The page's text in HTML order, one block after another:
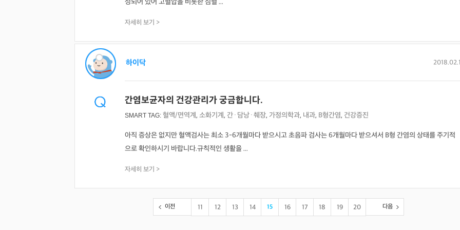
성되어 있어 고혈압을 비롯한 심혈 ...
자세히 보기 >
하이닥
간염보균자의 건강관리가 궁금합니다.
SMART TAG: 혈액/면역계 , 소화기계 , 간·담낭·췌장, 가정의학과, 내과, B형간염, 건강증진
아직 증상은 없지만 혈액검사는 최소 3-6개월마다 받으시고 초음파 검사는 6개월마다 받으셔서 B형 간염의 상태를 주기적
으로 확인하시기 바랍니다.규칙적인 생활을 ...
자세히 보기 >
이전 11 12 13 14 15 16 17 18 19 20 다음